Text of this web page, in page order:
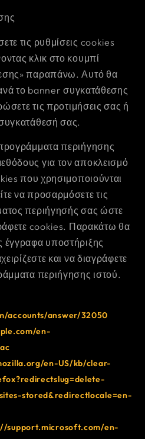
τις ρυθμίσεις cookies
κλικ στο κουμπί
παραπάνω. Αυτό θα
το banner συγκατάθεσης
τις προτιμήσεις σας ή
σας.
περιήγησης
για τον αποκλεισμό
που χρησιμοποιούνται
να προσαρμόσετε τις
περιήγησής σας ώστε
cookies. Παρακάτω θα
έγγραφα υποστήριξης
και να διαγράφετε
περιήγησης ιστού.
accounts/answer/32050
en-
en-US/kb/clear-
stored&redirectlocale=en-
support.microsoft.com/en-